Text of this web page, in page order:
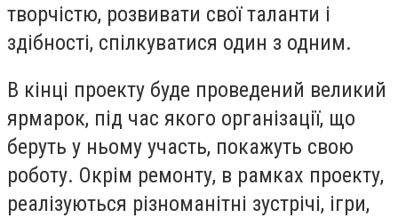
творчістю, розвивати свої таланти і
здібності, спілкуватися один з одним.
В кінці проекту буде проведений великий
ярмарок, під час якого організації, що
беруть у ньому участь, покажуть свою
роботу. Окрім ремонту, в рамках проекту,
реалізуються різноманітні зустрічі, ігри,